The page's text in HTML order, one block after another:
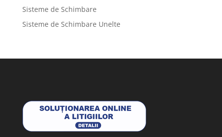
Sisteme de Schimbare
Sisteme de Schimbare Unelte